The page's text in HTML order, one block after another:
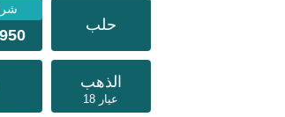
حلب
الذهب
عيار 18